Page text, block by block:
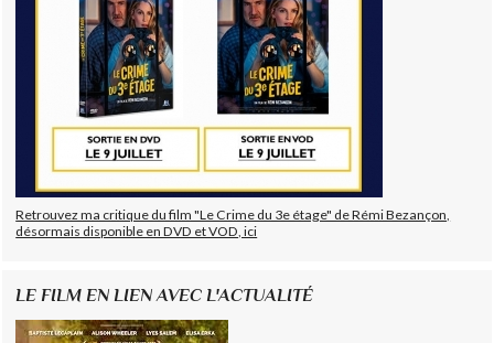
Retrouvez ma critique du film "Le Crime du 3e étage" de Rémi Bezançon,
désormais disponible en DVD et VOD, ici
LE FILM EN LIEN AVEC L'ACTUALITÉ